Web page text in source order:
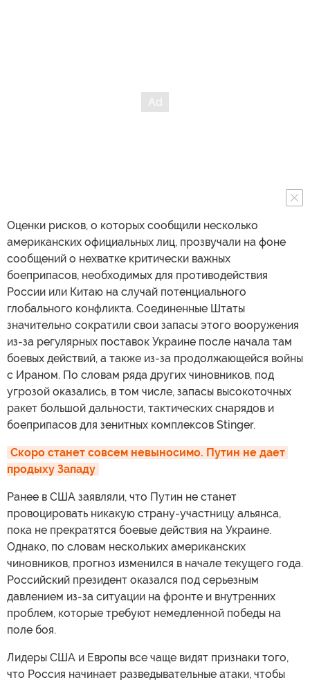
Оценки рисков, о которых сообщили несколько
американских официальных лиц, прозвучали на фоне
сообщений о нехватке критически важных
боеприпасов, необходимых для противодействия
России или Китаю на случай потенциального
глобального конфликта. Соединенные Штаты
значительно сократили свои запасы этого вооружения
из-за регулярных поставок Украине после начала там
боевых действий, а также из-за продолжающейся войны
с Ираном. По словам ряда других чиновников, под
угрозой оказались, в том числе, запасы высокоточных
ракет большой дальности, тактических снарядов и
боеприпасов для зенитных комплексов Stinger.
Скоро станет совсем невыносимо. Путин не дает
продыху Западу
Ранее в США заявляли, что Путин не станет
провоцировать никакую страну-участницу альянса,
пока не прекратятся боевые действия на Украине.
Однако, по словам нескольких американских
чиновников, прогноз изменился в начале текущего года.
Российский президент оказался под серьезным
давлением из-за ситуации на фронте и внутренних
проблем, которые требуют немедленной победы на
поле боя.
Лидеры США и Европы все чаще видят признаки того,
что Россия начинает разведывательные атаки, чтобы